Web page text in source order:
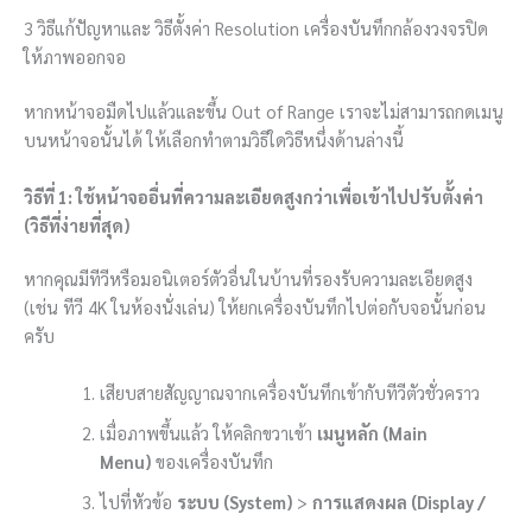
3 วิธีแก้ปัญหาและ วิธีตั้งค่า Resolution เครื่องบันทึกกล้องวงจรปิด
ให้ภาพออกจอ
หากหน้าจอมืดไปแล้วและขึ้น Out of Range เราจะไม่สามารถกดเมนู
บนหน้าจอนั้นได้ ให้เลือกทำตามวิธีใดวิธีหนึ่งด้านล่างนี้
วิธีที่ 1: ใช้หน้าจออื่นที่ความละเอียดสูงกว่าเพื่อเข้าไปปรับตั้งค่า
(วิธีที่ง่ายที่สุด)
หากคุณมีทีวีหรือมอนิเตอร์ตัวอื่นในบ้านที่รองรับความละเอียดสูง
(เช่น ทีวี 4K ในห้องนั่งเล่น) ให้ยกเครื่องบันทึกไปต่อกับจอนั้นก่อน
ครับ
เสียบสายสัญญาณจากเครื่องบันทึกเข้ากับทีวีตัวชั่วคราว
เมื่อภาพขึ้นแล้ว ให้คลิกขวาเข้า เมนูหลัก (Main
Menu)ของเครื่องบันทึก
ไปที่หัวข้อ ระบบ (System)> การแสดงผล (Display /